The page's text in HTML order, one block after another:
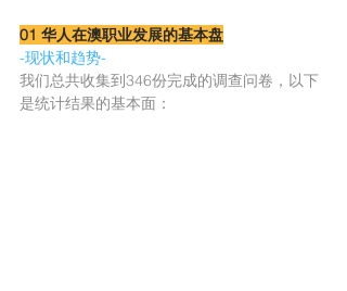
01 华人在澳职业发展的基本盘
-现状和趋势-
我们总共收集到346份完成的调查问卷，以下
是统计结果的基本面：